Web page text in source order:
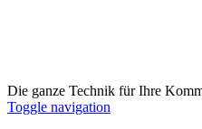
Die ganze Technik für Ihre
Toggle navigation